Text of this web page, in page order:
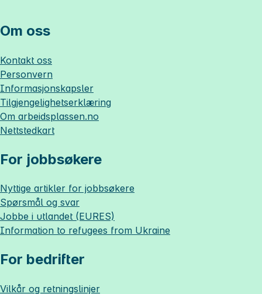
Om oss
Kontakt oss
Personvern
Informasjonskapsler
Tilgjengelighetserklæring
Om arbeidsplassen.no
Nettstedkart
For jobbsøkere
Nyttige artikler for jobbsøkere
Spørsmål og svar
Jobbe i utlandet (EURES)
Information to refugees from Ukraine
For bedrifter
Vilkår og retningslinjer